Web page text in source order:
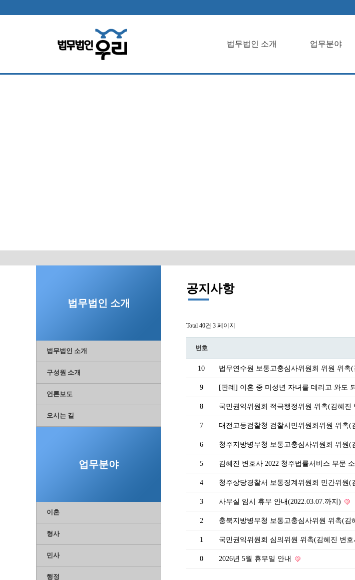
법무법인 소개 업무분야
법무법인 소개
법무법인 소개
구성원 소개
언론보도
오시는 길
업무분야
이혼
형사
민사
행정
법무법인 소개업무분
공지사항
Total 40건 3 페이지
번호
10 법무연수원 보통고충심사위원회 위원 위촉
9 [판례] 이혼 중 미성년 자녀를 데리고 와도
8 국민권익위원회 적극행정위원 위촉(김혜진
7 대전고등검찰청 검찰시민위원회위원 위촉(
6 청주지방병무청 보통고충심사위원회 위원(
5 김혜진 변호사 2022 청주법률서비스 부문
4 청주상당경찰서 보통징계위원회 민간위원(
3 사무실 임시 휴무 안내(2022.03.07.까지)
2 충북지방병무청 보통고충심사위원 위촉(김
1 국민권익위원회 심의위원 위촉(김혜진 변호
0 2026년 5월 휴무일 안내